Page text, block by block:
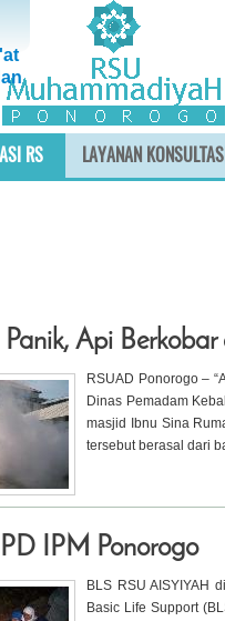
RS LAYANAN KONSULTASI
Api
RSUAD Ponorogo –
Dinas Pemadam
masjid Ibnu Sina
tersebut berasal dari
IPM Ponorogo
BLS RSU AISYIYAH
Basic Life Support